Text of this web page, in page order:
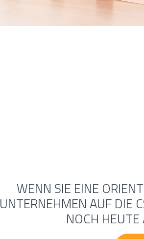
WENN SIE EINE
UNTERNEHMEN AUF DIE
NOCH